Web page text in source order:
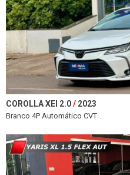
COROLLA XEI 2.0 2023
Branco 4P Automático CVT